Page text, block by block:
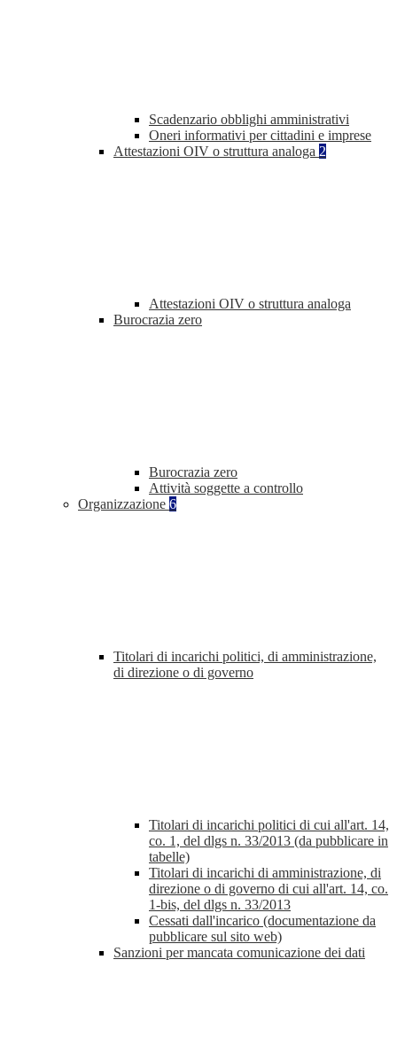
Scadenzario obblighi amministrativi
Oneri informativi per cittadini e imprese
Attestazioni OIV o struttura analoga 2
Attestazioni OIV o struttura analoga
Burocrazia zero
Burocrazia zero
Attività soggette a controllo
Organizzazione 6
Titolari di incarichi politici, di amministrazione,
di direzione o di governo
Titolari di incarichi politici di cui all'art. 14,
co. 1, del dlgs n. 33/2013 (da pubblicare in
tabelle)
Titolari di incarichi di amministrazione, di
direzione o di governo di cui all'art. 14, co.
1-bis, del dlgs n. 33/2013
Cessati dall'incarico (documentazione da
pubblicare sul sito web)
Sanzioni per mancata comunicazione dei dati